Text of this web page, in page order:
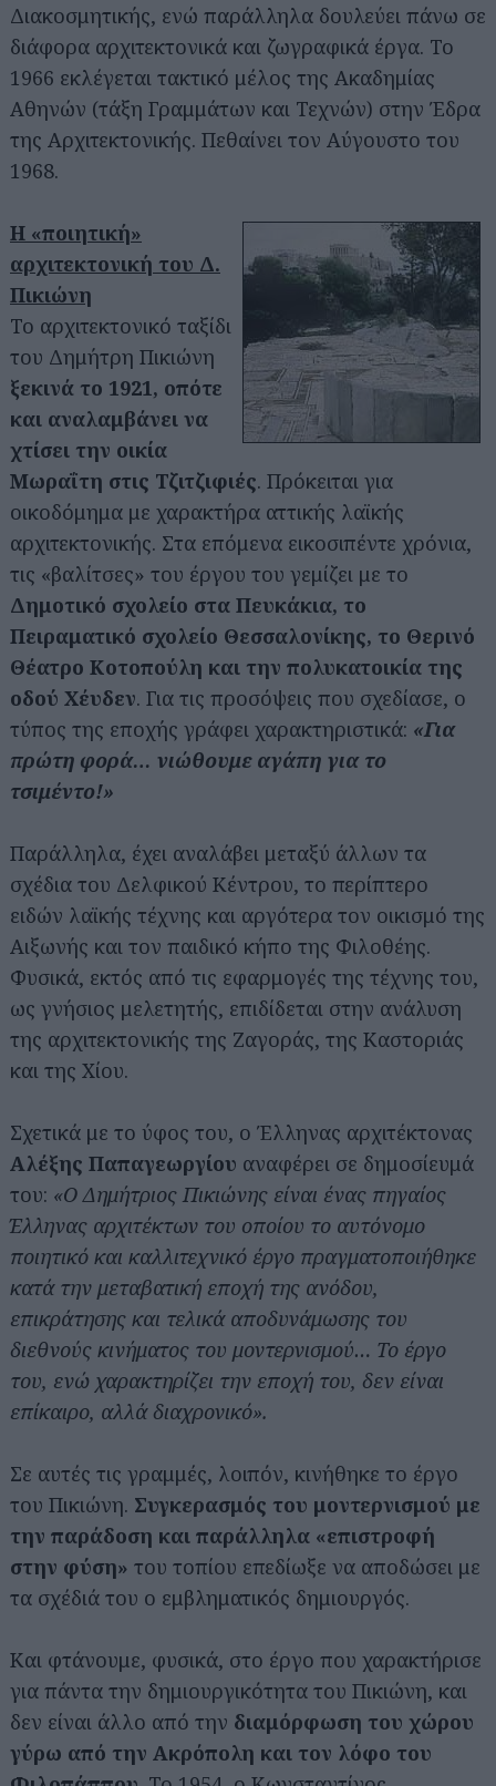
Διακοσμητικής, ενώ παράλληλα δουλεύει πάνω σε
διάφορα αρχιτεκτονικά και ζωγραφικά έργα. Το
1966 εκλέγεται τακτικό μέλος της Ακαδημίας
Αθηνών (τάξη Γραμμάτων και Τεχνών) στην Έδρα
της Αρχιτεκτονικής. Πεθαίνει τον Αύγουστο του
1968.
Η «ποιητική»
αρχιτεκτονική του Δ.
Πικιώνη
Το αρχιτεκτονικό ταξίδι
του Δημήτρη Πικιώνη
ξεκινά το 1921, οπότε
και αναλαμβάνει να
χτίσει την οικία
Μωραΐτη στις Τζιτζιφιές. Πρόκειται για
οικοδόμημα με χαρακτήρα αττικής λαϊκής
αρχιτεκτονικής. Στα επόμενα εικοσιπέντε χρόνια,
τις «βαλίτσες» του έργου του γεμίζει με το
Δημοτικό σχολείο στα Πευκάκια, το
Πειραματικό σχολείο Θεσσαλονίκης, το Θερινό
Θέατρο Κοτοπούλη και την πολυκατοικία της
οδού Χέυδεν. Για τις προσόψεις που σχεδίασε, ο
τύπος της εποχής γράφει χαρακτηριστικά: «Για
πρώτη φορά… νιώθουμε αγάπη για το
τσιμέντο!»
Παράλληλα, έχει αναλάβει μεταξύ άλλων τα
σχέδια του Δελφικού Κέντρου, το περίπτερο
ειδών λαϊκής τέχνης και αργότερα τον οικισμό της
Αιξωνής και τον παιδικό κήπο της Φιλοθέης.
Φυσικά, εκτός από τις εφαρμογές της τέχνης του,
ως γνήσιος μελετητής, επιδίδεται στην ανάλυση
της αρχιτεκτονικής της Ζαγοράς, της Καστοριάς
και της Χίου.
Σχετικά με το ύφος του, ο Έλληνας αρχιτέκτονας
Αλέξης Παπαγεωργίου αναφέρει σε δημοσίευμά
του: «Ο Δημήτριος Πικιώνης είναι ένας πηγαίος
Έλληνας αρχιτέκτων του οποίου το αυτόνομο
ποιητικό και καλλιτεχνικό έργο πραγματοποιήθηκε
κατά την μεταβατική εποχή της ανόδου,
επικράτησης και τελικά αποδυνάμωσης του
διεθνούς κινήματος του μοντερνισμού… Το έργο
του, ενώ χαρακτηρίζει την εποχή του, δεν είναι
επίκαιρο, αλλά διαχρονικό».
Σε αυτές τις γραμμές, λοιπόν, κινήθηκε το έργο
του Πικιώνη. Συγκερασμός του μοντερνισμού με
την παράδοση και παράλληλα «επιστροφή
στην φύση» του τοπίου επεδίωξε να αποδώσει με
τα σχέδιά του ο εμβληματικός δημιουργός.
Και φτάνουμε, φυσικά, στο έργο που χαρακτήρισε
για πάντα την δημιουργικότητα του Πικιώνη, και
δεν είναι άλλο από την διαμόρφωση του χώρου
γύρω από την Ακρόπολη και τον λόφο του